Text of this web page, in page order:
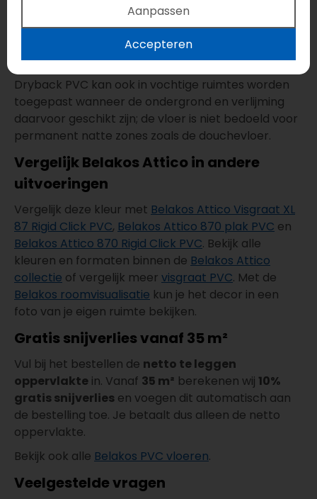
waardoor de vloer zeer geschikt is voor
vloerverwarming en vloerkoeling. Je kunt de vloer
desgewenst professioneel laten egaliseren en
leggen.
Dryback PVC kan ook in vochtige ruimtes worden
toegepast wanneer de ondergrond en verlijming
daarvoor geschikt zijn; de vloer is niet bedoeld voor
permanent natte zones zoals de douchevloer.
Vergelijk Belakos Attico in andere
uitvoeringen
Vergelijk deze kleur met Belakos Attico Visgraat XL
87 Rigid Click PVC, Belakos Attico 870 plak PVC en
Belakos Attico 870 Rigid Click PVC. Bekijk alle
kleuren en formaten binnen de Belakos Attico
collectie of vergelijk meer visgraat PVC. Met de
Belakos roomvisualisatie kun je het decor in een
foto van je eigen ruimte bekijken.
Gratis snijverlies vanaf 35 m²
Vul bij het bestellen de netto te leggen
oppervlakte in. Vanaf 35 m² berekenen wij 10%
gratis snijverlies en voegen dit automatisch aan
de bestelling toe. Je betaalt dus alleen de netto
oppervlakte.
Bekijk ook alle Belakos PVC vloeren.
Veelgestelde vragen
Aanpassen
Accepteren